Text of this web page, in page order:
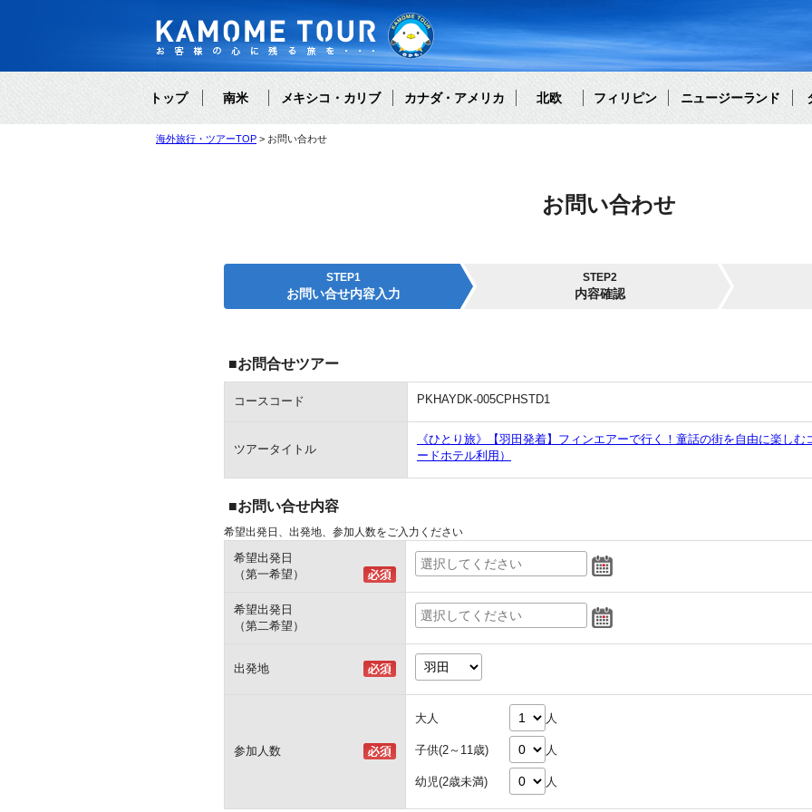
トップ 南米 メキシコ・カリブ カナダ・アメリカ 北欧 フィリピン ニュージーランド
海外旅行・ツアーTOP お問い合わせ
お問い合わせ
STEP1
お問い合せ内容入力
STEP2
内容確認
■お問合せツアー
コースコード PKHAYDK-005CPHSTD1
ツアータイトル
《ひとり旅》【羽田発着】フィンエアーで行く！童話の街を自由に楽し
ードホテル利用）
■お問い合せ内容
希望出発日、出発地、参加人数をご入力ください
希望出発日
（第一希望）
希望出発日
（第二希望）
出発地
参加人数
大人 人
子供(2～11歳) 人
幼児(2歳未満) 人